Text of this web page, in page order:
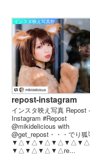
インスタ映え写真館
repost-instagram
インスタ映え写真 Repost
Instagram #Repost
@mikidelicious with
@get_repost・・・でり狐
▼△▼△▼△▼△ re...